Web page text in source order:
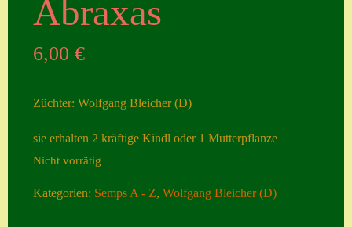
ngen
Neuheiten
Abraxas
6,00€
Züchter: Wolfgang Bleicher (D)
sie erhalten 2 kräftige Kindl oder 1 Mutterpflanze
Nicht vorrätig
Kategorien: Semps A - Z,Wolfgang Bleicher (D)